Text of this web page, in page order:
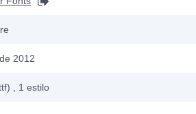
2012
, 1 estilo